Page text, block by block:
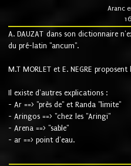
Aranc
A. DAUZAT dans son dictionnaire
du pré-latin "ancum".
M.T MORLET et E. NEGRE
Il existe d'autres explications :
- Ar ==> "près de" et Randa "limite"
- Aringos ==> "chez les "Aringi"
- Arena ==> "sable"
- ar ==> point d'eau.